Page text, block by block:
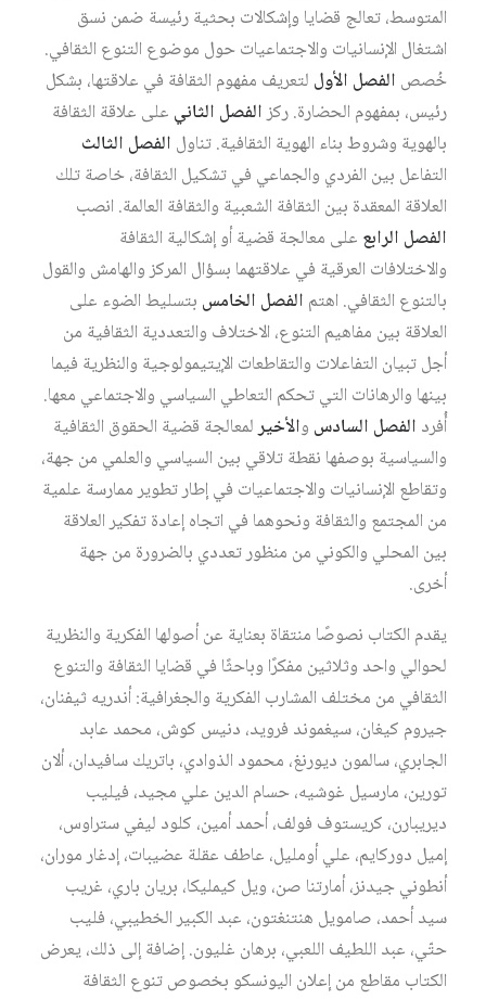
المتوسط، تعالج قضايا وإشكالات بحثية رئيسة ضمن نسق
اشتغال الإنسانيات والاجتماعيات حول موضوع التنوع الثقافي.
خُصص الفصل الأول لتعريف مفهوم الثقافة في علاقتها، بشكل
رئيس، بمفهوم الحضارة. ركزالفصل الثاني على علاقة الثقافة
بالهوية وشروط بناء الهوية الثقافية. تناول الفصل الثالث
التفاعل بين الفردي والجماعي في تشكيل الثقافة، خاصة تلك
العلاقة المعقدة بين الثقافة الشعبية والثقافة العالمة. انصب
الفصل الرابع على معالجة قضية أو إشكالية الثقافة
والاختلافات العرقية في علاقتهما بسؤال المركز والهامش والقول
بالتنوع الثقافي. اهتم الفصل الخامس بتسليط الضوء على
العلاقة بين مفاهيم التنوع، الاختلاف والتعددية الثقافية من
أجل تبيان التفاعلات والتقاطعات الإيتيمولوجية والنظرية فيما
بينها والرهانات التي تحكم التعاطي السياسي والاجتماعي معها.
أُفرد الفصل السادس والأخيرلمعالجة قضية الحقوق الثقافية
والسياسية بوصفها نقطة تلاقي بين السياسي والعلمي من جهة،
وتقاطع الإنسانيات والاجتماعيات في إطار تطوير ممارسة علمية
من المجتمع والثقافة ونحوهما في اتجاه إعادة تفكير العلاقة
بين المحلي والكوني من منظور تعددي بالضرورة من جهة
أخرى.
يقدم الكتاب نصوصًا منتقاة بعناية عن أصولها الفكرية والنظرية
لحوالي واحد وثلاثين مفكرًا وباحثًا في قضايا الثقافة والتنوع
الثقافي من مختلف المشارب الفكرية والجغرافية: أندريه ثيفنان،
جيروم كيغان، سيغموند فرويد، دنيس كوش، محمد عابد
الجابري، سالمون ديورنغ، محمود الذوادي، باتريك سافيدان، ألان
تورين، مارسيل غوشيه، حسام الدين علي مجيد، فيليب
ديريبارن، كريستوف فولف، أحمد أمين، كلود ليفي ستراوس،
إميل دوركايم، علي أومليل، عاطف عقلة عضيبات، إدغار موران،
أنطوني جيدنز، أمارتنا صن، ويل كيمليكا، بريان باري، غريب
سيد أحمد، صامويل هنتنغتون، عبد الكبير الخطيبي، فليب
حتّي، عبد اللطيف اللعبي، برهان غليون. إضافة إلى ذلك، يعرض
الكتاب مقاطع من إعلان اليونسكو بخصوص تنوع الثقافة